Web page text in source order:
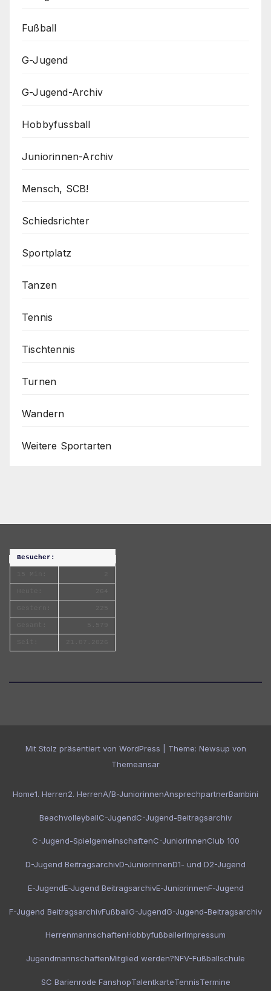
Fußball
G-Jugend
G-Jugend-Archiv
Hobbyfussball
Juniorinnen-Archiv
Mensch, SCB!
Schiedsrichter
Sportplatz
Tanzen
Tennis
Tischtennis
Turnen
Wandern
Weitere Sportarten
Besucher:
Mit Stolz präsentiert von WordPress Theme: Newsup von
Themeansar
Home1. Herren2. HerrenA/B-JuniorinnenAnsprechpartnerBambini
BeachvolleyballC-JugendC-Jugend-Beitragsarchiv
C-Jugend-SpielgemeinschaftenC-JuniorinnenClub 100
D-Jugend BeitragsarchivD-JuniorinnenD1- und D2-Jugend
E-JugendE-Jugend BeitragsarchivE-JuniorinnenF-Jugend
F-Jugend BeitragsarchivFußballG-JugendG-Jugend-Beitragsarchiv
HerrenmannschaftenHobbyfußballerImpressum
JugendmannschaftenMitglied werden?NFV-Fußballschule
SC Barienrode FanshopTalentkarteTennisTermine